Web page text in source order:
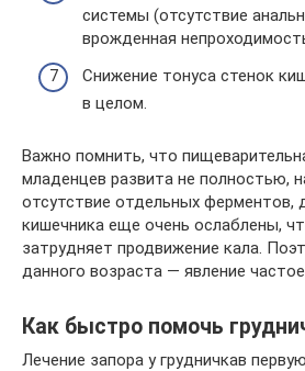
системы (отсутствие
врожденная
Снижение тонуса стенок
в целом.
Важно помнить, что
младенцев развита не полностью,
отсутствие отдельных
кишечника еще очень ослаблены,
затрудняет продвижение кала.
данного возраста — явление
Как быстро помочь
Лечение запора у грудничкав первую